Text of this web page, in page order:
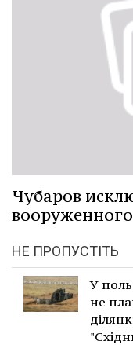
Чубаров
НЕ ПРОПУСТІТЬ
У
не